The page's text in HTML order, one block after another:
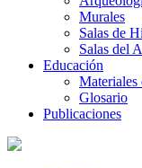
Murales
Salas de
Salas del
Educación
Materiales
Glosario
Publicaciones